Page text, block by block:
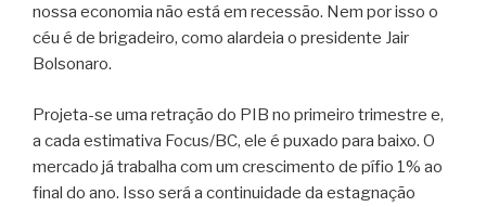
nossa economia não está em recessão. Nem por isso o
céu é de brigadeiro, como alardeia o presidente Jair
Bolsonaro.
Projeta-se uma retração do PIB no primeiro trimestre e,
a cada estimativa Focus/BC, ele é puxado para baixo. O
mercado já trabalha com um crescimento de pífio 1% ao
final do ano. Isso será a continuidade da estagnação